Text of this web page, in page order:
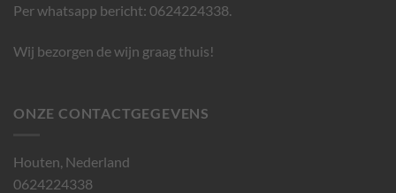
Per whatsapp bericht: 0624224338.
Wij bezorgen de wijn graag thuis!
ONZE CONTACTGEGEVENS
Houten, Nederland
0624224338